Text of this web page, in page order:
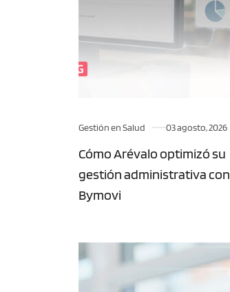
Gestión en Salud 03 agosto, 2026
Cómo Arévalo optimizó su
gestión administrativa con
Bymovi